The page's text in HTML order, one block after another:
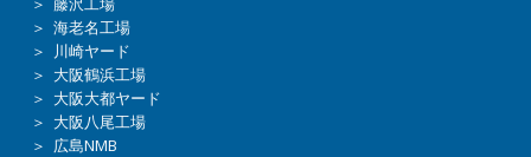
＞ 海老名工場
＞ 川崎ヤード
＞ 大阪鶴浜工場
＞ 大阪大都ヤード
＞ 大阪八尾工場
＞ 広島NMB